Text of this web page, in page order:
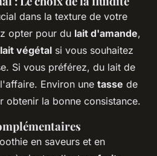
dans la texture de votre
opter pour du lait d'amande,
lait végétal si vous souhaitez
Si vous préférez, du lait de
Environ une tasse de
obtenir la bonne consistance.
en saveurs et en